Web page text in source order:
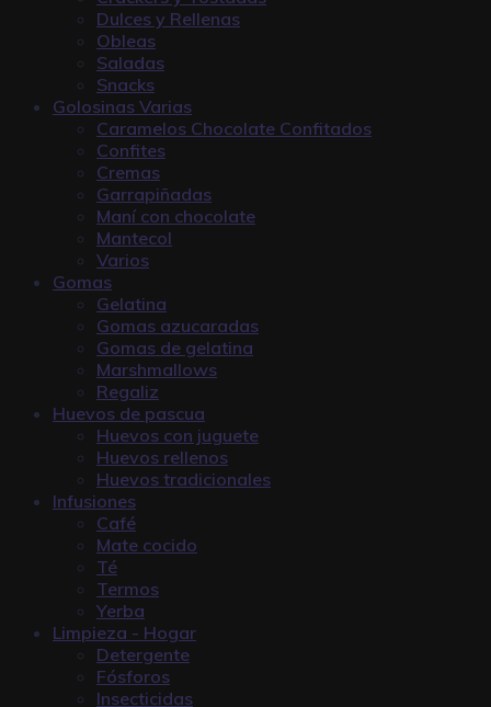
Dulces y Rellenas
Obleas
Saladas
Snacks
Golosinas Varias
Caramelos Chocolate Confitados
Confites
Cremas
Garrapiñadas
Maní con chocolate
Mantecol
Varios
Gomas
Gelatina
Gomas azucaradas
Gomas de gelatina
Marshmallows
Regaliz
Huevos de pascua
Huevos con juguete
Huevos rellenos
Huevos tradicionales
Infusiones
Café
Mate cocido
Té
Termos
Yerba
Limpieza - Hogar
Detergente
Fósforos
Insecticidas